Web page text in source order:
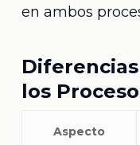
en ambos
los
Aspecto